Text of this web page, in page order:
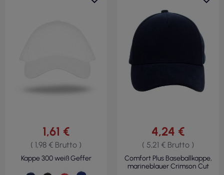
1,61 €
( 1,98 € Brutto )
Kappe 300 weiß Geffer
4,24 €
( 5,21 € Brutto )
Comfort Plus Baseballkappe,
marineblauer Crimson Cut